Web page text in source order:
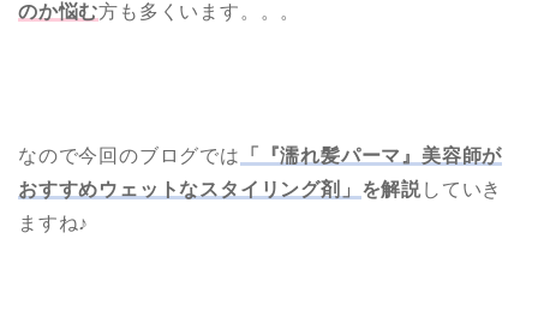
のか悩む方も多くいます。。。
なので今回のブログでは
「『濡れ髪パーマ』美容師が
おすすめウェットなスタイリング剤」 を解説 していき
ますね♪